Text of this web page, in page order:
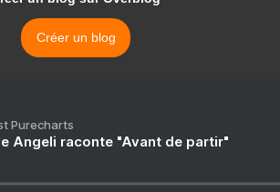
Créer un blog
Purecharts
Angeli raconte "Avant de partir"